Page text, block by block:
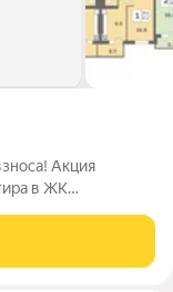
Акция
в ЖК
Действуют все